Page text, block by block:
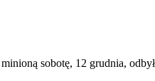
sobotę, 12 grudnia,